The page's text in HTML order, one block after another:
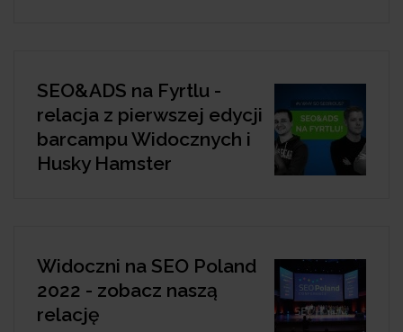
SEO&ADS na Fyrtlu -
relacja z pierwszej edycji
barcampu Widocznych i
Husky Hamster
Widoczni na SEO Poland
2022 - zobacz naszą
relację